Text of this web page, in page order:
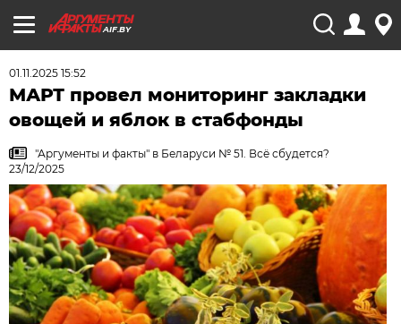
AIF.BY
01.11.2025 15:52
МАРТ провел мониторинг закладки
овощей и яблок в стабфонды
"Аргументы и факты" в Беларуси № 51. Всё сбудется?
23/12/2025